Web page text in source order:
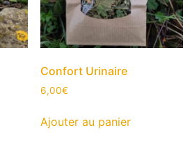
Confort Urinaire
6,00€
Ajouter au panier